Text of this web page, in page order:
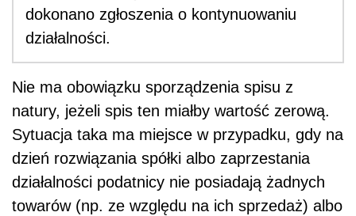
dokonano zgłoszenia o kontynuowaniu
działalności.
Nie ma obowiązku sporządzenia spisu z
natury, jeżeli spis ten miałby wartość zerową.
Sytuacja taka ma miejsce w przypadku, gdy na
dzień rozwiązania spółki albo zaprzestania
działalności podatnicy nie posiadają żadnych
towarów (np. ze względu na ich sprzedaż) albo